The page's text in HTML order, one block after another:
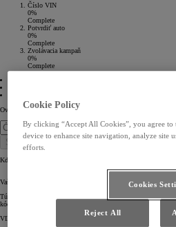
Číslo VIN
0%
Complete
Potvrdiť auto
0%
Complete
Zvolávacia kampaň
0%
Complete
Overte si, či je vaša Toyota súčasťou zvolávacej kampane.
Skontrolovať teraz
Kde nájdem číslo VIN?
Vaše identifikačné číslo vozidla (VIN)
Túto informáciu nájdete vo svojom vozidle a na doklade o
kód.
VIN Číslo
Cookie Policy
By clicking “Accept All Cookies”, you agree
device to enhance site navigation, analyze site
efforts.
Cookies
Reject All